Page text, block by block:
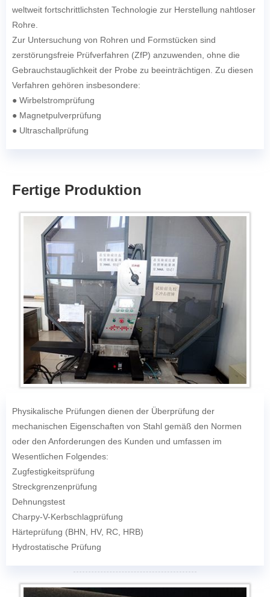
weltweit fortschrittlichsten Technologie zur Herstellung nahtloser
Rohre.
Zur Untersuchung von Rohren und Formstücken sind
zerstörungsfreie Prüfverfahren (ZfP) anzuwenden, ohne die
Gebrauchstauglichkeit der Probe zu beeinträchtigen. Zu diesen
Verfahren gehören insbesondere:
● Wirbelstromprüfung
● Magnetpulverprüfung
● Ultraschallprüfung
Fertige Produktion
Physikalische Prüfungen dienen der Überprüfung der
mechanischen Eigenschaften von Stahl gemäß den Normen
oder den Anforderungen des Kunden und umfassen im
Wesentlichen Folgendes:
Zugfestigkeitsprüfung
Streckgrenzenprüfung
Dehnungstest
Charpy-V-Kerbschlagprüfung
Härteprüfung (BHN, HV, RC, HRB)
Hydrostatische Prüfung